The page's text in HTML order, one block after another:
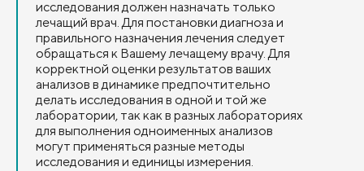
исследования должен назначать только
лечащий врач. Для постановки диагноза и
правильного назначения лечения следует
обращаться к Вашему лечащему врачу. Для
корректной оценки результатов ваших
анализов в динамике предпочтительно
делать исследования в одной и той же
лаборатории, так как в разных лабораториях
для выполнения одноименных анализов
могут применяться разные методы
исследования и единицы измерения.